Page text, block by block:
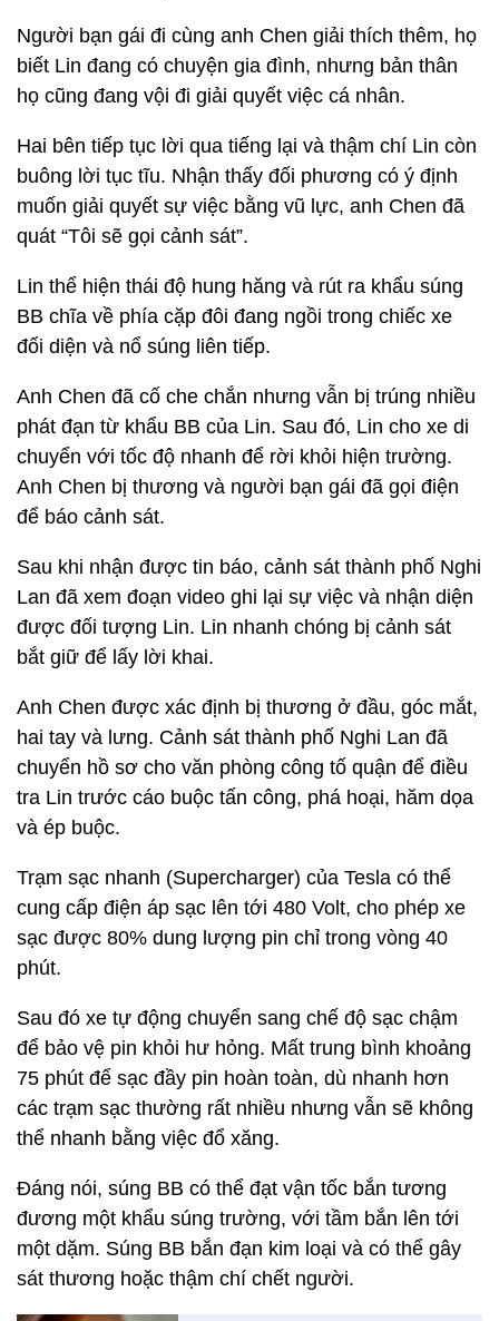
Người bạn gái đi cùng anh Chen giải thích thêm, họ
biết Lin đang có chuyện gia đình, nhưng bản thân
họ cũng đang vội đi giải quyết việc cá nhân.
Hai bên tiếp tục lời qua tiếng lại và thậm chí Lin còn
buông lời tục tĩu. Nhận thấy đối phương có ý định
muốn giải quyết sự việc bằng vũ lực, anh Chen đã
quát “Tôi sẽ gọi cảnh sát”.
Lin thể hiện thái độ hung hăng và rút ra khẩu súng
BB chĩa về phía cặp đôi đang ngồi trong chiếc xe
đối diện và nổ súng liên tiếp.
Anh Chen đã cố che chắn nhưng vẫn bị trúng nhiều
phát đạn từ khẩu BB của Lin. Sau đó, Lin cho xe di
chuyển với tốc độ nhanh để rời khỏi hiện trường.
Anh Chen bị thương và người bạn gái đã gọi điện
để báo cảnh sát.
Sau khi nhận được tin báo, cảnh sát thành phố Nghi
Lan đã xem đoạn video ghi lại sự việc và nhận diện
được đối tượng Lin. Lin nhanh chóng bị cảnh sát
bắt giữ để lấy lời khai.
Anh Chen được xác định bị thương ở đầu, góc mắt,
hai tay và lưng. Cảnh sát thành phố Nghi Lan đã
chuyển hồ sơ cho văn phòng công tố quận để điều
tra Lin trước cáo buộc tấn công, phá hoại, hăm dọa
và ép buộc.
Trạm sạc nhanh (Supercharger) của Tesla có thể
cung cấp điện áp sạc lên tới 480 Volt, cho phép xe
sạc được 80% dung lượng pin chỉ trong vòng 40
phút.
Sau đó xe tự động chuyển sang chế độ sạc chậm
để bảo vệ pin khỏi hư hỏng. Mất trung bình khoảng
75 phút để sạc đầy pin hoàn toàn, dù nhanh hơn
các trạm sạc thường rất nhiều nhưng vẫn sẽ không
thể nhanh bằng việc đổ xăng.
Đáng nói, súng BB có thể đạt vận tốc bắn tương
đương một khẩu súng trường, với tầm bắn lên tới
một dặm. Súng BB bắn đạn kim loại và có thể gây
sát thương hoặc thậm chí chết người.